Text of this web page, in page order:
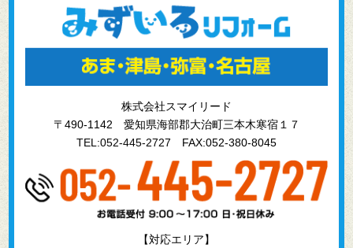
株式会社スマイリード
〒490-1142 愛知県海部郡大治町三本木寒宿１７
TEL:052-445-2727 FAX:052-380-8045
【対応エリア】